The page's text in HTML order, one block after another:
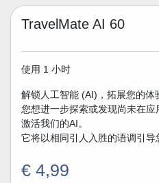
TravelMate AI 60
使用 1 小时
解锁人工智能 (AI)，拓展您的体
您想进一步探索或发现尚未在应
激活我们的AI。
它将以相同引人入胜的语调引导
€ 4,99